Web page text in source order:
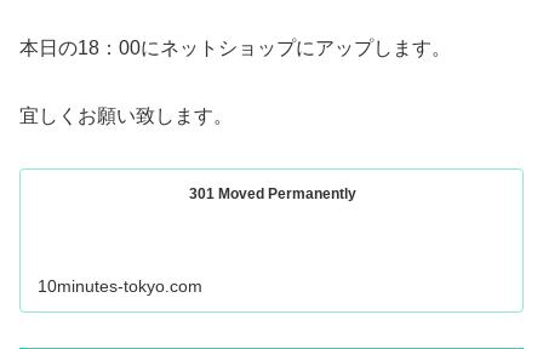
本日の18：00にネットショップにアップします。
宜しくお願い致します。
301 Moved Permanently
10minutes-tokyo.com